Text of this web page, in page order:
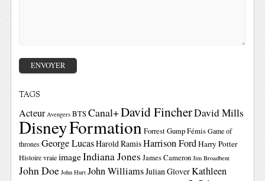
TAGS
Acteur Avengers BTSCanal+David FincherDavid Mills
DisneyFormationForrest GumpFémis Game of
thrones George LucasHarold RamisHarrison FordHarry Potter
Histoire vraie imageIndiana Jones James Cameron Jim Broadbent
John Doe John Hurt John WilliamsJulian GloverKathleen